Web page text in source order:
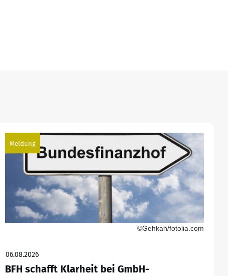
Meldung
©Gehkah/fotolia.com
06.08.2026
BFH schafft Klarheit bei GmbH-